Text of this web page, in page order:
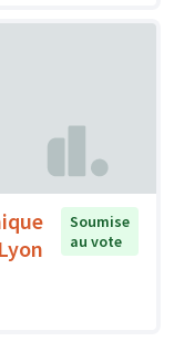
Soumise
au vote